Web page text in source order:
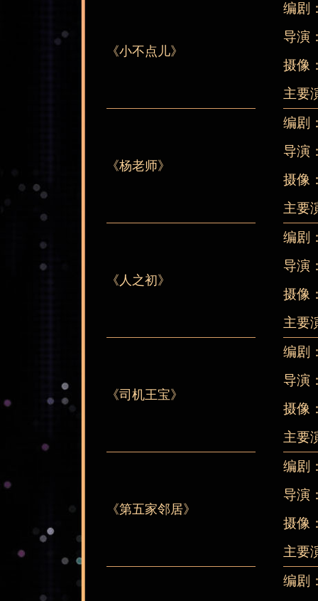
《小不点儿》
编剧
导演
摄像
主要
《杨老师》
编剧
导演
摄像
主要
《人之初》
编剧
导演
摄像
主要
《司机王宝》
编剧
导演
摄像
主要
《第五家邻居》
编剧
导演
摄像
主要
编剧